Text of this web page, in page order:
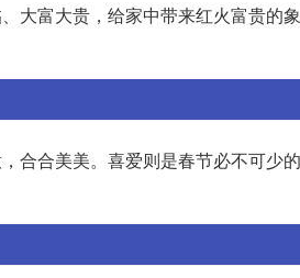
大富大贵，给家中带来红火富贵的
合合美美。喜爱则是春节必不可少